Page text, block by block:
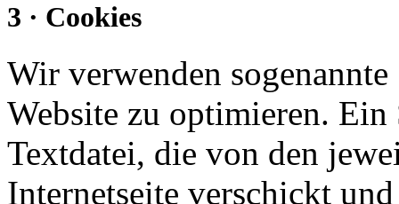
3 · Cookies
Wir verwenden
Website zu optimieren.
Textdatei, die von den
Internetseite verschickt